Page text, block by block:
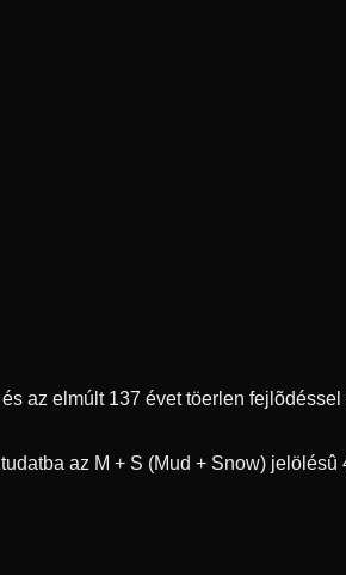
az elmúlt 137 évet töerlen fejlõdéssel
az M + S (Mud + Snow) jelölésû